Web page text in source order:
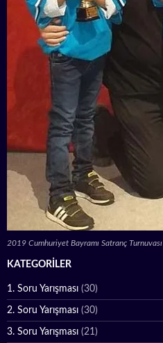
2019 Cumhuriyet Bayramı Satranç Turnuvası
KATEGORILER
1. Soru Yarışması (30)
2. Soru Yarışması (30)
3. Soru Yarışması (21)